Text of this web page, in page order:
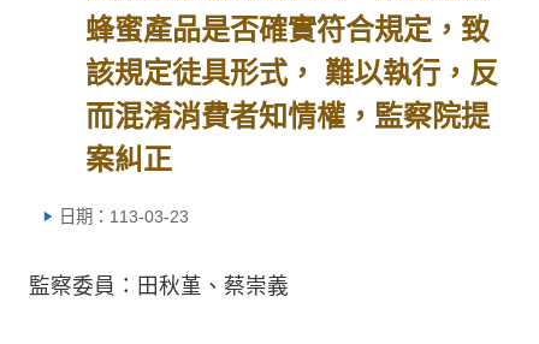
蜂蜜產品是否確實符合規定，致
該規定徒具形式， 難以執行，反
而混淆消費者知情權，監察院提
案糾正
日期：113-03-23
監察委員：田秋堇、蔡崇義